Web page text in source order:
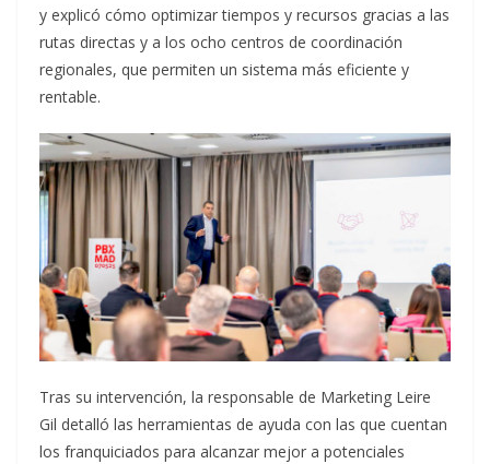
y explicó cómo optimizar tiempos y recursos gracias a las
rutas directas y a los ocho centros de coordinación
regionales, que permiten un sistema más eficiente y
rentable.
Tras su intervención, la responsable de Marketing Leire
Gil detalló las herramientas de ayuda con las que cuentan
los franquiciados para alcanzar mejor a potenciales